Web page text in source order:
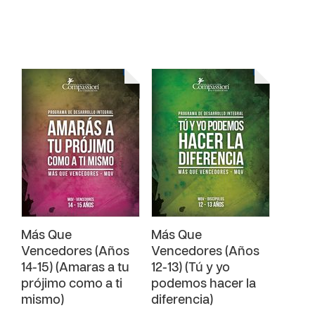
Más Que
Vencedores (Años
14-15) (Amaras a tu
prójimo como a ti
mismo)
Más Que
Vencedores (Años
12-13) (Tú y yo
podemos hacer la
diferencia)